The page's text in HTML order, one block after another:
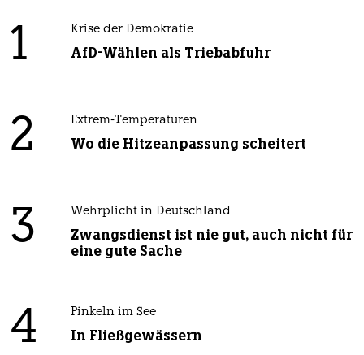
1 Krise der Demokratie
AfD-Wählen als Triebabfuhr
2 Extrem-Temperaturen
Wo die Hitzeanpassung scheitert
3 Wehrplicht in Deutschland
Zwangsdienst ist nie gut, auch nicht für
eine gute Sache
4 Pinkeln im See
In Fließgewässern